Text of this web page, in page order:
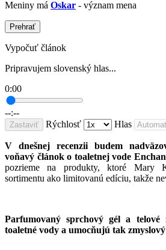
Meniny má Oskar - význam mena
Prehrať
Vypočuť článok
Pripravujem slovenský hlas...
0:00
--:--
Zastaviť Rýchlosť Hlas
V dnešnej recenzii budem
voňavý článok o toaletnej vode
pozrieme na produkty, ktoré Mary
sortimentu ako limitovanú edíciu, takže
Parfumovaný sprchový gél a telové
toaletné vody a umocňujú tak